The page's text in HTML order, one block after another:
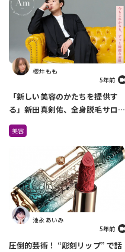
櫻井 もも
5年前
「新しい美容のかたちを提供す
る」新田真剣佑、全身脱毛サロン
を4月に2店舗オープン
美容
池永 あいみ
5年前
圧倒的芸術！ “彫刻リップ” で話